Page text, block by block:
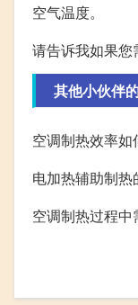
空气温度。
请告诉我如果
其他小伙伴
空调制热效率如
电加热辅助制热
空调制热过程中